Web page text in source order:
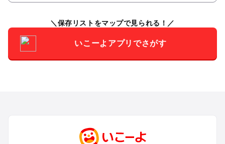
保存リストをマップで見られる！
いこーよアプリでさがす